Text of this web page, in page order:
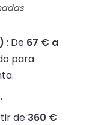
: De 67 € a
para
.
de 360 €